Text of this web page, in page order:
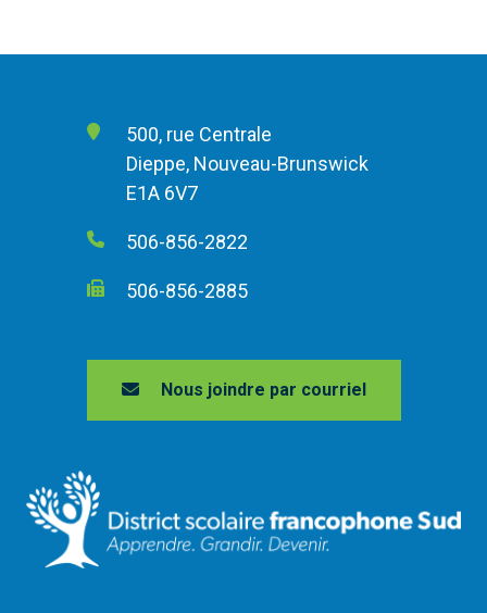
500, rue Centrale
Dieppe, Nouveau-Brunswick
E1A 6V7
506-856-2822
506-856-2885
Nous joindre par courriel